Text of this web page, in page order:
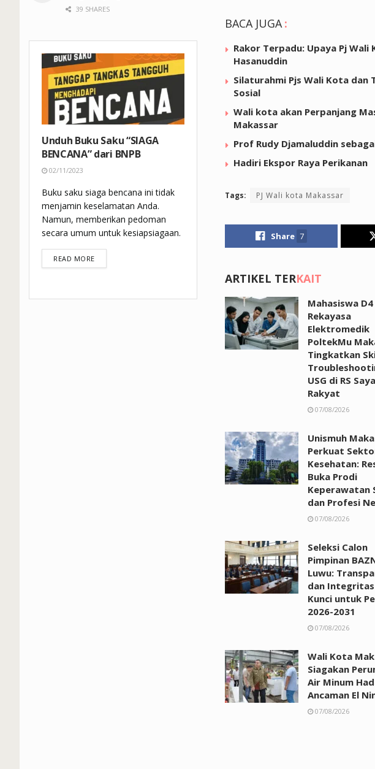
BACA JUGA :
Rakor Terpadu: Upaya Pj
Hasanuddin
Silaturahmi Pjs Wali Kota dan
Sosial
Wali kota akan Perpanjang
Makassar
Prof Rudy Djamaluddin
Hadiri Ekspor Raya Perikanan
Tags: PJ Wali kota Makassar
Share 7
ARTIKEL TERKAIT
Mahasiswa D4
Rekayasa
Elektromedik
PoltekMu
Tingkatkan
USG di RS
Rakyat
07/08/2026
Unismuh
Perkuat
Kesehatan:
Buka Prodi
Keperawatan
dan Profesi
07/08/2026
Seleksi Calon
Pimpinan
Luwu:
dan Integritas
Kunci untuk
2026-2031
07/08/2026
Wali Kota
Siagakan
Air Minum
Ancaman El
07/08/2026
39 SHARES
Unduh Buku Saku “SIAGA
BENCANA” dari BNPB
02/11/2023
Buku saku siaga bencana ini tidak
menjamin keselamatan Anda.
Namun, memberikan pedoman
secara umum untuk kesiapsiagaan.
READ MOREDETAILS